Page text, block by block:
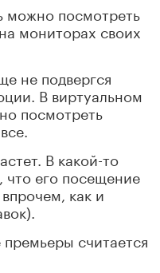
можно посмотреть
мониторах своих
не подвергся
В виртуальном
посмотреть
В какой-то
что его посещение
как и
считается